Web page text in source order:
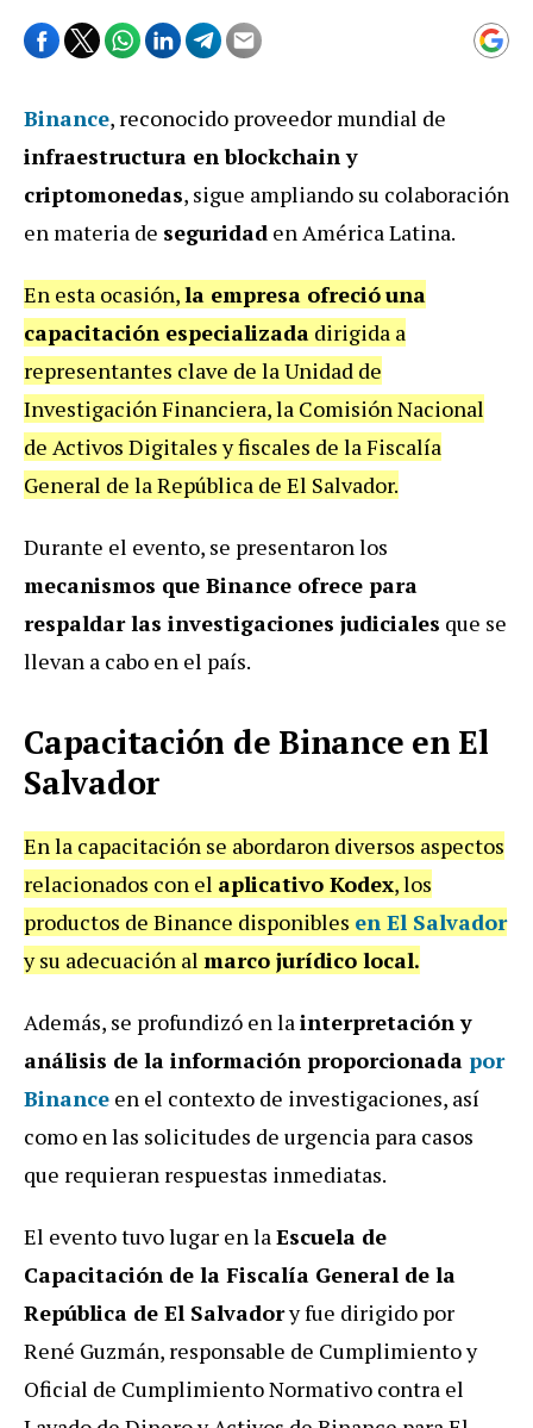
Binance, reconocido proveedor mundial de
infraestructura en blockchain y
criptomonedas, sigue ampliando su colaboración
en materia de seguridad en América Latina.
En esta ocasión,la empresa ofrecióuna
capacitación especializada dirigida a
representantes clave de la Unidad de
Investigación Financiera, la Comisión Nacional
de Activos Digitales y fiscales de la Fiscalía
General de la República de El Salvador.
Durante el evento, se presentaron los
mecanismos que Binance ofrece para
respaldar las investigaciones judiciales que se
llevan a cabo en el país.
Capacitación de Binance en El
Salvador
En la capacitación se abordaron diversos aspectos
relacionados con el aplicativo Kodex, los
productos de Binance disponibles en El Salvador
y su adecuación al marco jurídico local.
Además, se profundizó en lainterpretación y
análisis de la información proporcionada por
Binance en el contexto de investigaciones, así
como en las solicitudes de urgencia para casos
que requieran respuestas inmediatas.
El evento tuvo lugar en laEscuela de
Capacitación de la Fiscalía General de la
República de El Salvadory fue dirigido por
René Guzmán, responsable de Cumplimiento y
Oficial de Cumplimiento Normativo contra el